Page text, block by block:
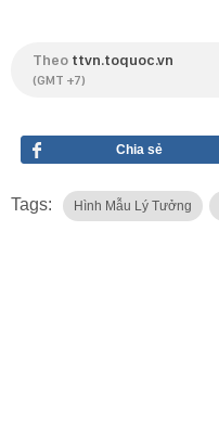
Theo ttvn.toquoc.vn
(GMT +7)
Chia sẻ
Tags: Hình Mẫu Lý Tưởng